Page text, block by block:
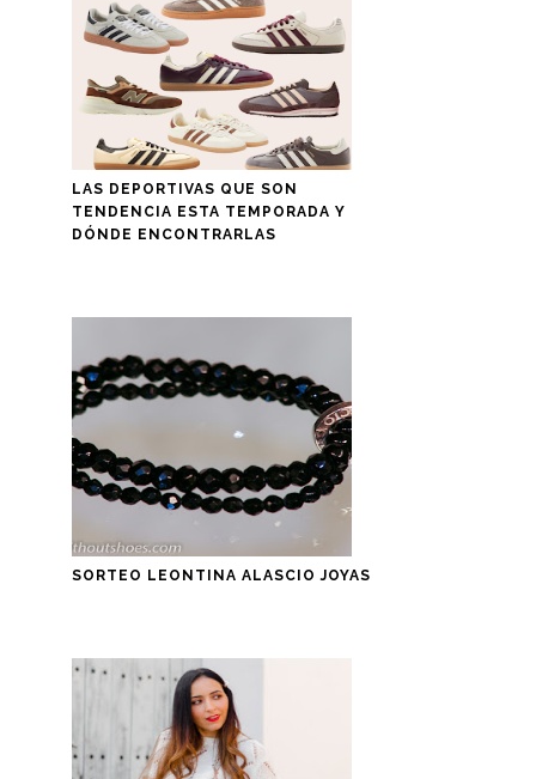
LAS DEPORTIVAS QUE SON
TENDENCIA ESTA TEMPORADA Y
DÓNDE ENCONTRARLAS
SORTEO LEONTINA ALASCIO JOYAS